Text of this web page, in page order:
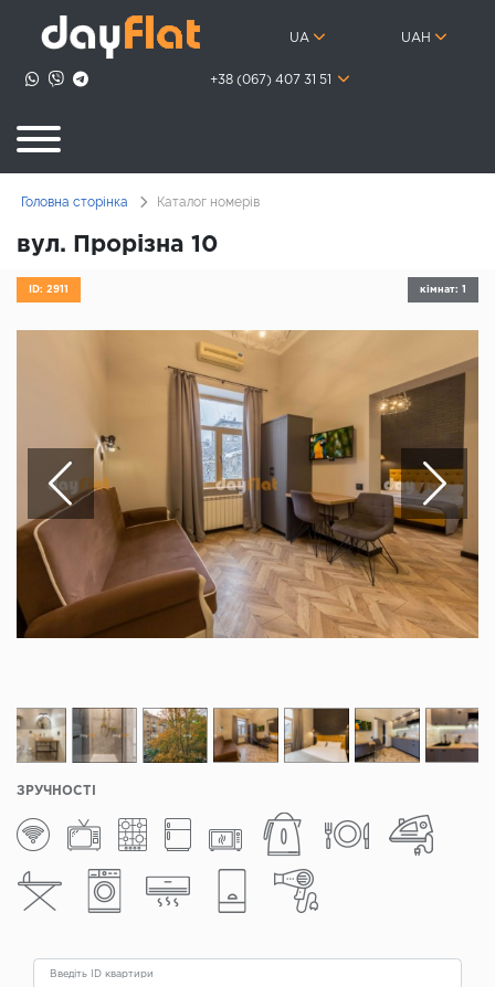
UA UAH
+38 (067) 407 31 51
Головна сторінка Каталог номерів
вул. Прорізна 10
ID: 2911 кімнат: 1
ЗРУЧНОСТІ